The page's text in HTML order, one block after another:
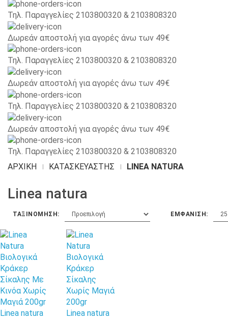
Τηλ. Παραγγελίες 2103800320 & 2103808320
Δωρεάν αποστολή για αγορές άνω των 49€
Τηλ. Παραγγελίες 2103800320 & 2103808320
Δωρεάν αποστολή για αγορές άνω των 49€
Τηλ. Παραγγελίες 2103800320 & 2103808320
Δωρεάν αποστολή για αγορές άνω των 49€
Τηλ. Παραγγελίες 2103800320 & 2103808320
ΑΡΧΙΚΉ
ΚΑΤΑΣΚΕΥΑΣΤΉΣ LINEA NATURA
Linea natura
ΤΑΞΙΝΌΜΗΣΗ: ΕΜΦΆΝΙΣΗ:
Linea natura Linea natura